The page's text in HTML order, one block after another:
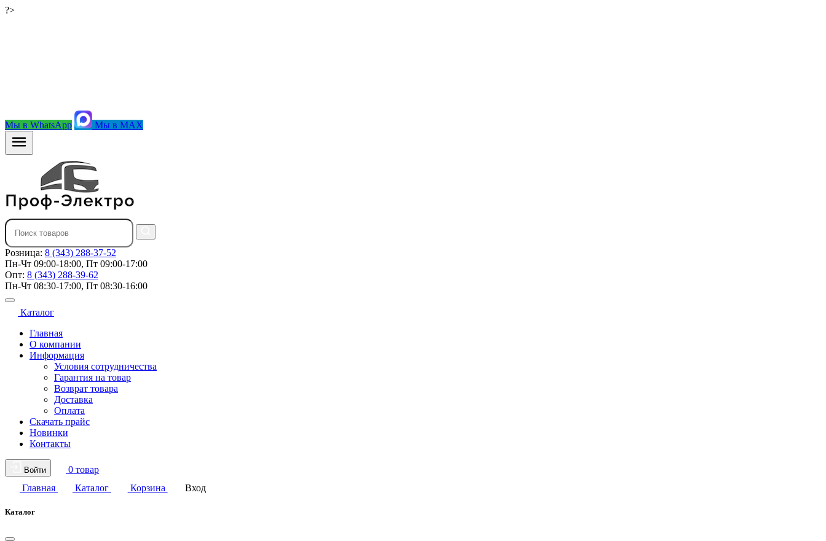
?>
Мы в WhatsApp Мы в MAX
Розница: 8 (343) 288-37-52
Пн-Чт 09:00-18:00, Пт 09:00-17:00
Опт: 8 (343) 288-39-62
Пн-Чт 08:30-17:00, Пт 08:30-16:00
Каталог
Главная
О компании
Информация
Условия сотрудничества
Гарантия на товар
Возврат товара
Доставка
Оплата
Скачать прайс
Новинки
Контакты
Войти
0 товар
Главная
Каталог Корзина Вход
Каталог